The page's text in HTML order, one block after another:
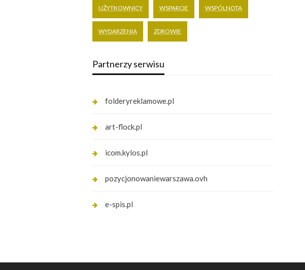
UŻYTKOWNICY WSPARCIE WSPÓLNOTA
WYDARZENIA ZDROWIE
Partnerzy serwisu
folderyreklamowe.pl
art-flock.pl
icom.kylos.pl
pozycjonowaniewarszawa.ovh
e-spis.pl